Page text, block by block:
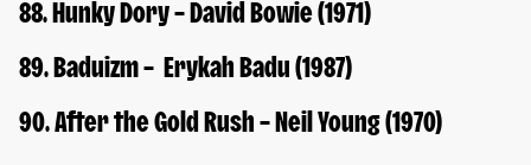
88. Hunky Dory – David Bowie (1971)
89. Baduizm – Erykah Badu (1987)
90. After the Gold Rush – Neil Young (1970)